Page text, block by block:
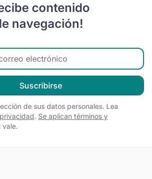
contenido
navegación!
electrónico
Suscribirse
de sus datos personales. Lea
. Se aplican términos y
vale.